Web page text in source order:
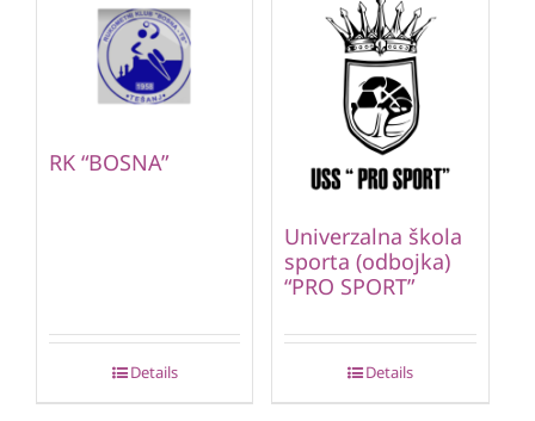
RK “BOSNA”
Details
Univerzalna škola
sporta (odbojka)
“PRO SPORT”
Details